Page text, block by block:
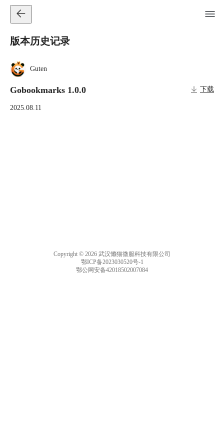
版本历史记录
Guten
Gobookmarks 1.0.0 下载
2025.08.11
Copyright © 2026 武汉懒猫微服科技有限公司
鄂ICP备2023030520号-1
鄂公网安备42018502007084